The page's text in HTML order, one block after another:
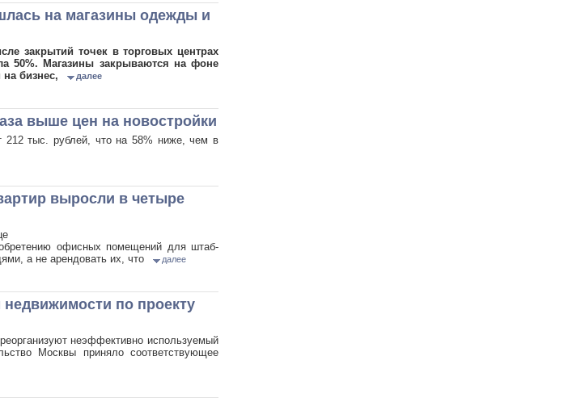
на магазины одежды и
закрытий точек в торговых центрах
50%. Магазины закрываются на фоне
бизнес,
далее
выше цен на новостройки
212 тыс. рублей, что на 58% ниже, чем в
выросли в четыре
офисных помещений для штаб-
а не арендовать их, что
далее
по проекту
неэффективно используемый
Москвы приняло соответствующее